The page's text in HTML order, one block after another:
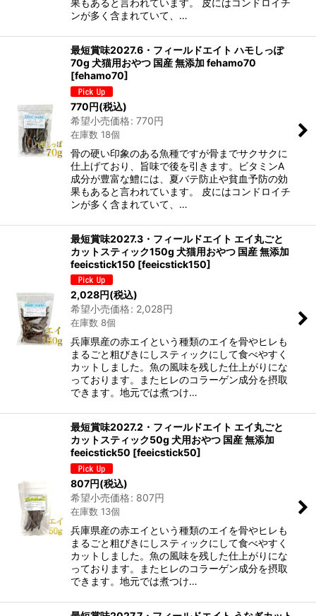
ンが多く含まれていて、…
最短賞味2027.6・フィールドエイト ハモしっぽ
70g 犬猫用おやつ 国産 無添加 fehamo70
[fehamo70]
770円(税込)
希望小売価格: 770円
在庫数 18個
骨の硬い印象のある魚種ですが骨までサクサクに
仕上げており、旨味で後を引きます。ビタミンA
成分が豊富な鱧には、夏バテ防止や貧血予防の効
果もあると言われています。 皮にはコンドロイチ
ンが多く含まれていて、…
最短賞味2027.3・フィールドエイト エイ丸ごと
カットスティック150g 犬猫用おやつ 国産 無添加
feeicstick150 [feeicstick150]
2,028円(税込)
希望小売価格: 2,028円
在庫数 8個
兵庫県産の赤エイという種類のエイを骨やヒレも
まるごと粗びきにしスティックにして食べやすく
カットしました。魚の風味を残した仕上がりにな
っております。またヒレのコラーゲン成分を摂取
できます。地元では煮つけ…
最短賞味2027.2・フィールドエイト エイ丸ごと
カットスティック50g 犬用おやつ 国産 無添加
feeicstick50 [feeicstick50]
807円(税込)
希望小売価格: 807円
在庫数 13個
兵庫県産の赤エイという種類のエイを骨やヒレも
まるごと粗びきにしスティックにして食べやすく
カットしました。魚の風味を残した仕上がりにな
っております。またヒレのコラーゲン成分を摂取
できます。地元では煮つけ…